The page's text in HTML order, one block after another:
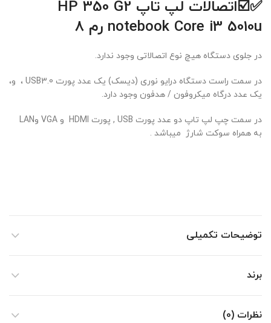
✅☑️اتصالات
لپ تاپ HP 350 G2
notebook Core i3 5010u رم 8
در جلوی دستگاه هیچ نوع اتصالاتی وجود ندارد.
در سمت راست دستگاه درایو نوری (دیسک) یک عدد پورت USB3.0 ، و،
یک عدد درگاه میکروفون / هدفون وجود دارد.
در سمت چپ لپ تاپ دو عدد پورت USB , پورت HDMI و VGA وLAN
به همراه سوکت شارژ میباشد .
توضیحات تکمیلی
برند
نظرات (0)